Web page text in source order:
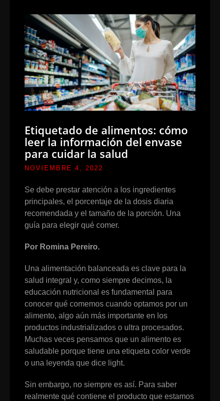
Etiquetado de alimentos: cómo
leer la información del envase
para cuidar la salud
NOVIEMBRE 4, 2022
Se debe prestar atención a los ingredientes
principales, el porcentaje de la dosis diaria
recomendada y el tamaño de la porción. Una
guía para elegir qué comer.
Por Romina Pereiro.
Una alimentación balanceada es clave para la
salud integral y, como siempre decimos, la
educación nutricional es fundamental para
conocer qué comemos cuando optamos por un
alimento, algo aún más importante en los
productos industrializados o ultra procesados.
Muchas veces pensamos que un alimento es
saludable porque tiene una etiqueta color verde
o una leyenda que dice light.
Sin embargo, no siempre es así. Para saber
realmente qué contiene el producto que estamos